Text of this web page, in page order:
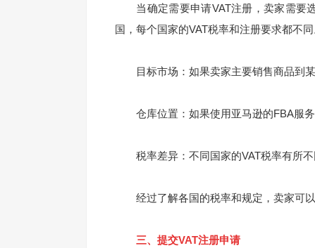
当确定需要申请VAT注册，卖家需要选
国，每个国家的VAT税率和注册要求都不
目标市场：如果卖家主要销售商品到某
仓库位置：如果使用亚马逊的FBA服务
税率差异：不同国家的VAT税率有所不
经过了解各国的税率和规定，卖家可以
三、提交VAT注册申请